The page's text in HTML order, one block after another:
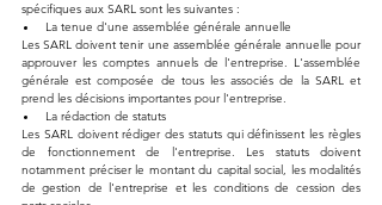
spécifiques aux SARL sont les suivantes :
La tenue d'une assemblée générale annuelle
Les SARL doivent tenir une assemblée générale annuelle pour
approuver les comptes annuels de l'entreprise. L'assemblée
générale est composée de tous les associés de la SARL et
prend les décisions importantes pour l'entreprise.
La rédaction de statuts
Les SARL doivent rédiger des statuts qui définissent les règles
de fonctionnement de l'entreprise. Les statuts doivent
notamment préciser le montant du capital social, les modalités
de gestion de l'entreprise et les conditions de cession des